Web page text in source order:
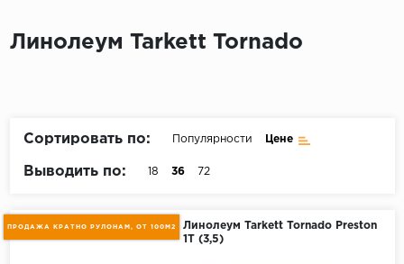
Arbiton
Плинтус
Линолеум Tarkett Tornado
Сортировать по: Популярности Цене
Выводить по: 18 36 72
ПРОДАЖА КРАТНО РУЛОНАМ, ОТ 100М2
Линолеум Tarkett Tornado Preston
1T (3,5)